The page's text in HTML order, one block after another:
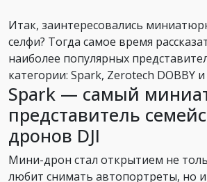
Итак, заинтересовались
селфи? Тогда самое время
наиболее популярных
категории: Spark, Zerotech DOBBY
Spark — самый
представитель
дронов DJI
Мини-дрон стал открытием не
любит снимать автопортреты, но и